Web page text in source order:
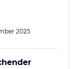
Platz zu
2025